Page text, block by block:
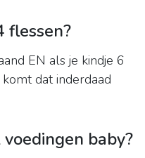
flessen?
EN als je kindje 6
dat inderdaad
baby?